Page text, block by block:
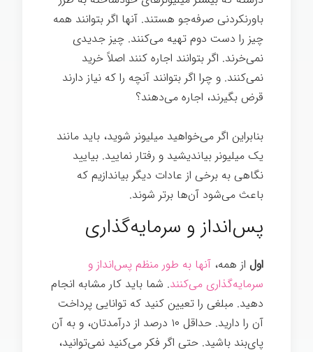
باورنکردنی صرفه‌جو هستند. آنها اگر بتوانند همه
چیز را دست دوم تهیه می‌کنند. چیز جدیدی
نمی‌خرند. اگر بتوانند اجاره کنند اصلاً خرید
نمی‌کنند. و چرا اگر بتوانند آنچه را که نیاز دارند
قرض بگیرند، اجاره می‌دهند؟
بنابراین اگر می‌خواهید میلیونر شوید، باید مانند
یک میلیونر بیاندیشید و رفتار نمایید. بیایید
نگاهی به برخی از عادات دیگر بیاندازیم که
باعث می‌شود آن‌ها برتر شوند.
پس‌انداز و سرمایه‌گذاری
اول از همه، آنها به طور منظم پس‌انداز و
سرمایه‌گذاری می‌کنند. شما باید کار مشابه انجام
دهید. مبلغی را تعیین کنید که توانایی پرداخت
آن را دارید. حداقل ۱۰ درصد از درآمدتان، و به آن
پای‌بند باشید. حتی اگر فکر می‌کنید نمی‌توانید،